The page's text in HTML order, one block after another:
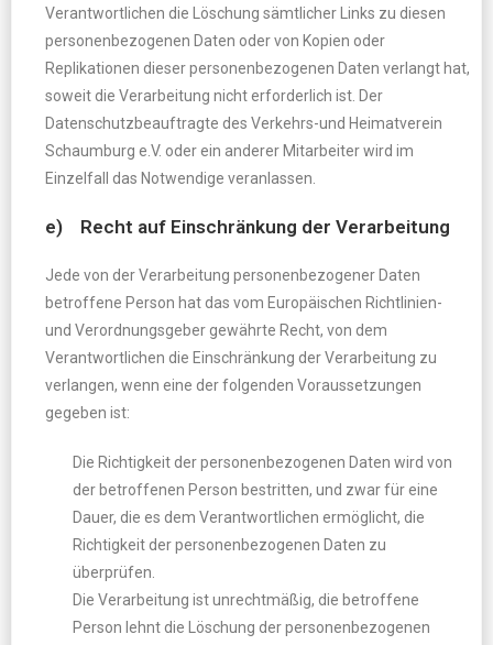
Verantwortlichen die Löschung sämtlicher Links zu diesen
personenbezogenen Daten oder von Kopien oder
Replikationen dieser personenbezogenen Daten verlangt hat,
soweit die Verarbeitung nicht erforderlich ist. Der
Datenschutzbeauftragte des Verkehrs-und Heimatverein
Schaumburg e.V. oder ein anderer Mitarbeiter wird im
Einzelfall das Notwendige veranlassen.
e) Recht auf Einschränkung der Verarbeitung
Jede von der Verarbeitung personenbezogener Daten
betroffene Person hat das vom Europäischen Richtlinien-
und Verordnungsgeber gewährte Recht, von dem
Verantwortlichen die Einschränkung der Verarbeitung zu
verlangen, wenn eine der folgenden Voraussetzungen
gegeben ist:
Die Richtigkeit der personenbezogenen Daten wird von
der betroffenen Person bestritten, und zwar für eine
Dauer, die es dem Verantwortlichen ermöglicht, die
Richtigkeit der personenbezogenen Daten zu
überprüfen.
Die Verarbeitung ist unrechtmäßig, die betroffene
Person lehnt die Löschung der personenbezogenen